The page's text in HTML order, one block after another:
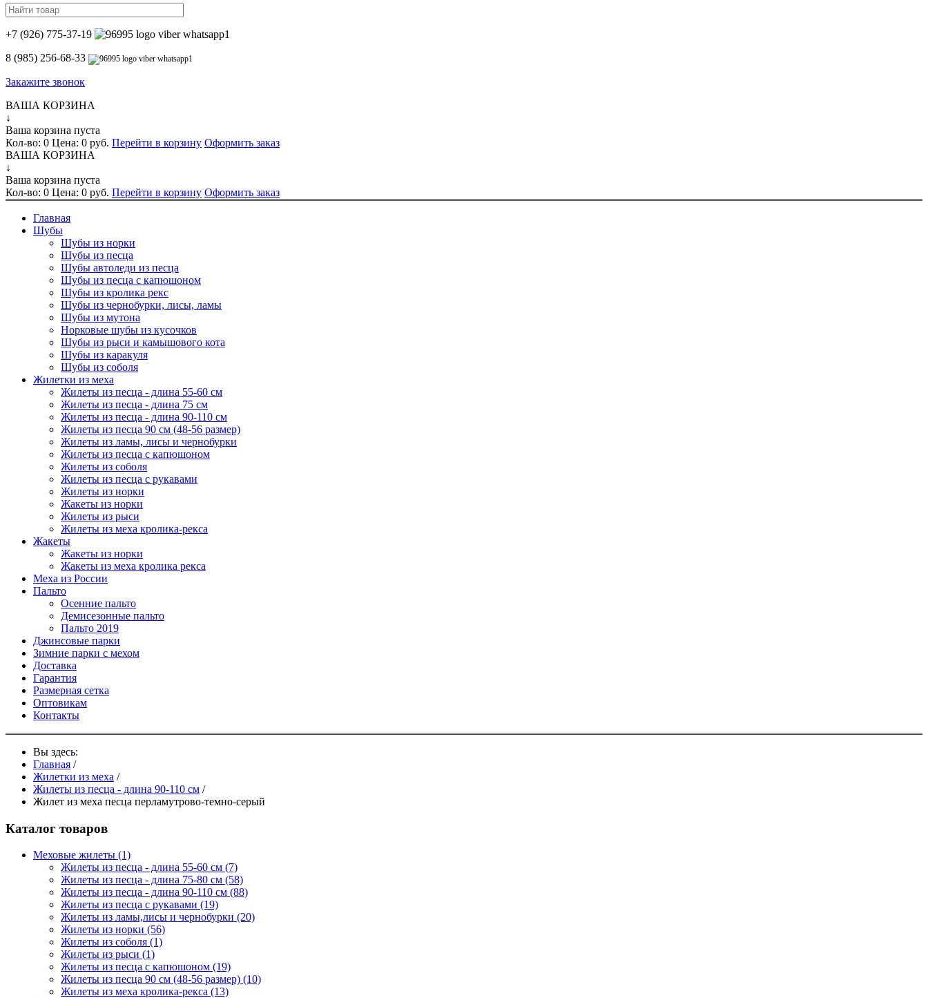
+7 (926) 775-37-19
8 (985) 256-68-33
Закажите звонок
ВАША КОРЗИНА
↓
Ваша корзина пуста
Кол-во: 0 Цена: 0 руб. Перейти в корзину Оформить заказ
ВАША КОРЗИНА
↓
Ваша корзина пуста
Кол-во: 0 Цена: 0 руб. Перейти в корзину Оформить заказ
Главная
Шубы
Шубы из норки
Шубы из песца
Шубы автоледи из песца
Шубы из песца с капюшоном
Шубы из кролика рекс
Шубы из чернобурки, лисы, ламы
Шубы из мутона
Норковые шубы из кусочков
Шубы из рыси и камышового кота
Шубы из каракуля
Шубы из соболя
Жилетки из меха
Жилеты из песца - длина 55-60 см
Жилеты из песца - длина 75 см
Жилеты из песца - длина 90-110 см
Жилеты из песца 90 см (48-56 размер)
Жилеты из ламы, лисы и чернобурки
Жилеты из песца с капюшоном
Жилеты из соболя
Жилеты из песца с рукавами
Жилеты из норки
Жакеты из норки
Жилеты из рыси
Жилеты из меха кролика-рекса
Жакеты
Жакеты из норки
Жакеты из меха кролика рекса
Меха из России
Пальто
Осенние пальто
Демисезонные пальто
Пальто 2019
Джинсовые парки
Зимние парки с мехом
Доставка
Гарантия
Размерная сетка
Оптовикам
Контакты
Вы здесь:
Главная /
Жилетки из меха /
Жилеты из песца - длина 90-110 см /
Жилет из меха песца перламутрово-темно-серый
Каталог товаров
Меховые жилеты (1)
Жилеты из песца - длина 55-60 см (7)
Жилеты из песца - длина 75-80 см (58)
Жилеты из песца - длина 90-110 см (88)
Жилеты из песца с рукавами (19)
Жилеты из ламы,лисы и чернобурки (20)
Жилеты из норки (56)
Жилеты из соболя (1)
Жилеты из рыси (1)
Жилеты из песца с капюшоном (19)
Жилеты из песца 90 см (48-56 размер) (10)
Жилеты из меха кролика-рекса (13)